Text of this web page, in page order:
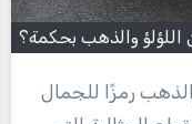
اللؤلؤ والذهب بحكمة؟
رمزًا للجمال